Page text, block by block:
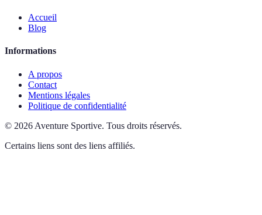
Accueil
Blog
Informations
A propos
Contact
Mentions légales
Politique de confidentialité
© 2026 Aventure Sportive. Tous droits réservés.
Certains liens sont des liens affiliés.